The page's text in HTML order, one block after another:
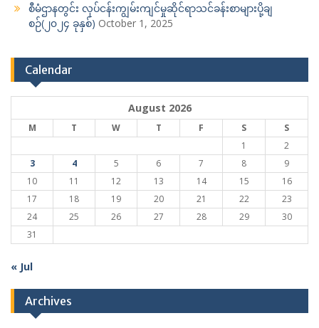
စီမံဌာနတွင်း လုပ်ငန်းကျွမ်းကျင်မှုဆိုင်ရာသင်ခန်းစာများပို့ချ
စဉ်(၂၀၂၄ ခုနှစ်) October 1, 2025
Calendar
August 2026
M T W T F S
S
1
2
3
4 5 6 7 8
9
10
11 12 13 14 15
16
17
18 19 20 21 22
23
24
25 26 27 28 29
30
31
« Jul
Archives